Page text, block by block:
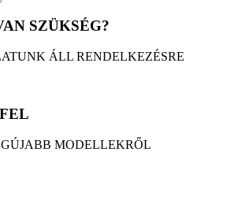
SZÜKSÉG?
ÁLL RENDELKEZÉSRE
MODELLEKRŐL